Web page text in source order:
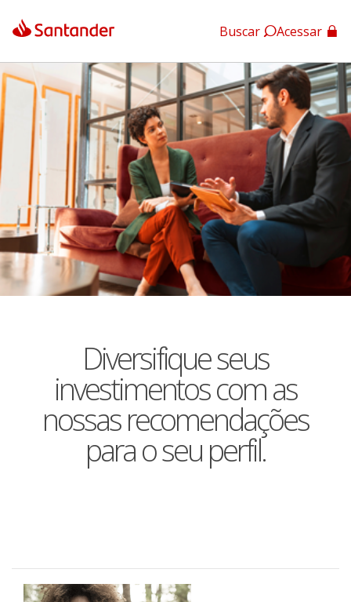
App Santander
App Santander Empresas
Buscar Acessar
Diversifique seus
investimentos com as
nossas recomendações
para o seu perfil.